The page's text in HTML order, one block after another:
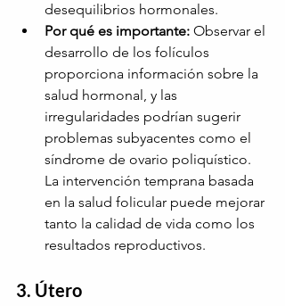
desequilibrios hormonales.
Por qué es importante: Observar el
desarrollo de los folículos
proporciona información sobre la
salud hormonal, y las
irregularidades podrían sugerir
problemas subyacentes como el
síndrome de ovario poliquístico.
La intervención temprana basada
en la salud folicular puede mejorar
tanto la calidad de vida como los
resultados reproductivos.
3. Útero